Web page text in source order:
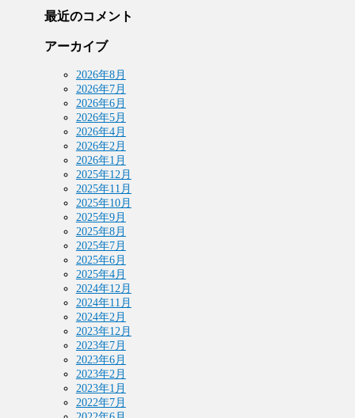
最近のコメント
アーカイブ
2026年8月
2026年7月
2026年6月
2026年5月
2026年4月
2026年2月
2026年1月
2025年12月
2025年11月
2025年10月
2025年9月
2025年8月
2025年7月
2025年6月
2025年4月
2024年12月
2024年11月
2024年2月
2023年12月
2023年7月
2023年6月
2023年2月
2023年1月
2022年7月